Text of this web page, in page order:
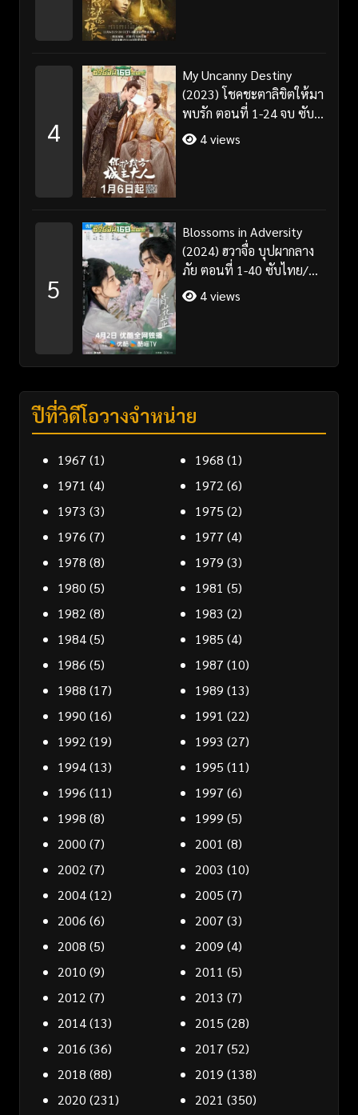
4
My Uncanny Destiny
(2023) โชคชะตาลิขิตให้มา
พบรัก ตอนที่ 1-24 จบ ซับ
ไทย/พากย์ไทย
4 views
5
Blossoms in Adversity
(2024) ฮวาจื่อ บุปผากลาง
ภัย ตอนที่ 1-40 ซับไทย/
พากย์ไทย
4 views
ปีที่วิดีโอวางจำหน่าย
1967 (1) 1968 (1)
1971 (4) 1972 (6)
1973 (3) 1975 (2)
1976 (7) 1977 (4)
1978 (8) 1979 (3)
1980 (5) 1981 (5)
1982 (8) 1983 (2)
1984(5) 1985 (4)
1986 (5) 1987 (10)
1988 (17) 1989 (13)
1990 (16) 1991 (22)
1992 (19) 1993 (27)
1994(13) 1995 (11)
1996 (11) 1997 (6)
1998 (8) 1999 (5)
2000 (7) 2001 (8)
2002 (7) 2003 (10)
2004(12) 2005 (7)
2006 (6) 2007 (3)
2008 (5) 2009 (4)
2010 (9) 2011 (5)
2012 (7) 2013 (7)
2014(13) 2015 (28)
2016 (36) 2017 (52)
2018 (88) 2019 (138)
2020 (231) 2021 (350)